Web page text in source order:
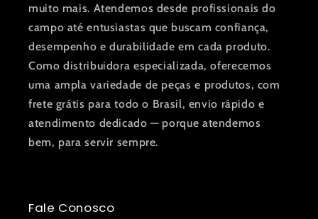
muito mais. Atendemos desde profissionais do
campo até entusiastas que buscam confiança,
desempenho e durabilidade em cada produto.
Como distribuidora especializada, oferecemos
uma ampla variedade de peças e produtos, com
frete grátis para todo o Brasil, envio rápido e
atendimento dedicado — porque atendemos
bem, para servir sempre.
Fale Conosco